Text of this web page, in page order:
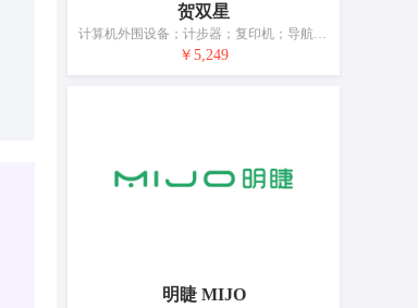
贺双星
计算机外围设备；计步器；复印机；导航仪器；头戴式耳机；照相机（摄影）；电池开关（电）；防护眼镜；眼镜；电池充电器
￥5,249
明睫 MIJO